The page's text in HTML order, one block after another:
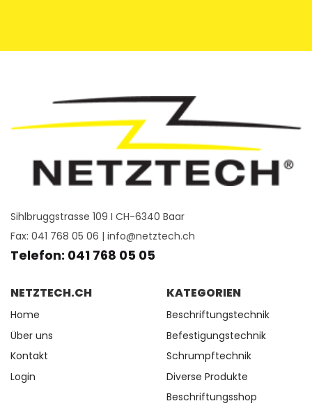
Sihlbruggstrasse 109 I CH-6340 Baar
Fax: 041 768 05 06 | info@netztech.ch
Telefon: 041 768 05 05
NETZTECH.CH
Home
Über uns
Kontakt
Login
KATEGORIEN
Beschriftungstechnik
Befestigungstechnik
Schrumpftechnik
Diverse Produkte
Beschriftungsshop